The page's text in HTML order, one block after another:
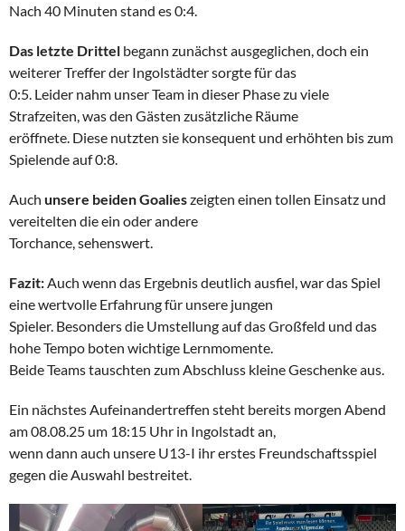
Nach 40 Minuten stand es 0:4.
Das letzte Drittel begann zunächst ausgeglichen, doch ein
weiterer Treffer der Ingolstädter sorgte für das
0:5. Leider nahm unser Team in dieser Phase zu viele
Strafzeiten, was den Gästen zusätzliche Räume
eröffnete. Diese nutzten sie konsequent und erhöhten bis zum
Spielende auf 0:8.
Auch unsere beiden Goalieszeigten einen tollen Einsatz und
vereitelten die ein oder andere
Torchance, sehenswert.
Fazit:Auch wenn das Ergebnis deutlich ausfiel, war das Spiel
eine wertvolle Erfahrung für unsere jungen
Spieler. Besonders die Umstellung auf das Großfeld und das
hohe Tempo boten wichtige Lernmomente.
Beide Teams tauschten zum Abschluss kleine Geschenke aus.
Ein nächstes Aufeinandertreffen steht bereits morgen Abend
am 08.08.25 um 18:15 Uhr in Ingolstadt an,
wenn dann auch unsere U13-I ihr erstes Freundschaftsspiel
gegen die Auswahl bestreitet.